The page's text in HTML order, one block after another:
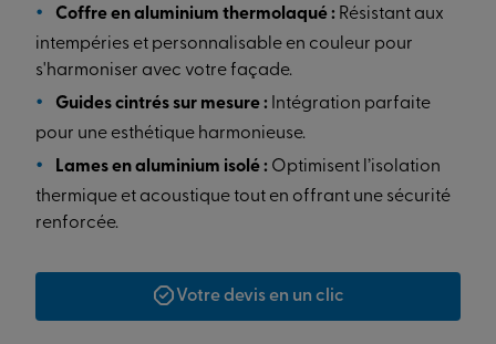
Coffre en aluminium thermolaqué : Résistant aux
intempéries et personnalisable en couleur pour
s'harmoniser avec votre façade.
Guides cintrés sur mesure : Intégration parfaite
pour une esthétique harmonieuse.
Lames en aluminium isolé : Optimisent l’isolation
thermique et acoustique tout en offrant une sécurité
renforcée.
Votre devis en un clic